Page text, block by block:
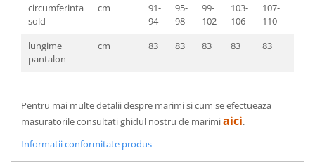
circumferinta
sold
cm
91-
94
95-
98
99-
102
103-
106
107-
110
lungime
pantalon
cm 83 83 83 83 83
Pentru mai multe detalii despre marimi si cum se efectueaza
masuratorile consultati ghidul nostru de marimiaici.
Informatii conformitate produs